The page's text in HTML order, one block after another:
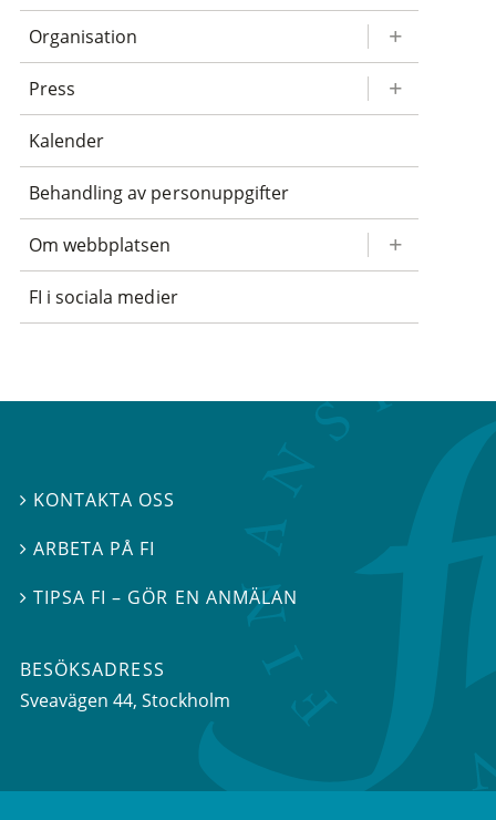
Organisation
Press
Kalender
Behandling av personuppgifter
Om webbplatsen
FI i sociala medier
 KONTAKTA OSS
 ARBETA PÅ FI
TIPSA FI – GÖR EN ANMÄLAN
BESÖKSADRESS
Sveavägen 44, Stockholm